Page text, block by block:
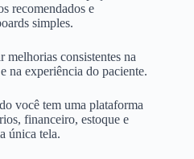
recomendados e
simples.
melhorias consistentes na
na experiência do paciente.
você tem uma plataforma
financeiro, estoque e
única tela.